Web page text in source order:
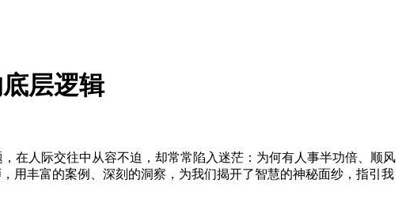
层逻辑
在人际交往中从容不迫，却常常陷入迷茫：为何有人事半功倍、顺风
用丰富的案例、深刻的洞察，为我们揭开了智慧的神秘面纱，指引我